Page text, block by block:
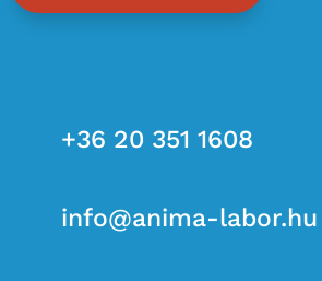
+36 20 351 1608
info@anima-labor.hu